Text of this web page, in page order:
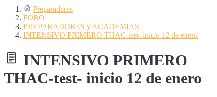
Preparadores
FORO
PREPARADORES y ACADEMIAS
INTENSIVO PRIMERO THAC-test- inicio 12 de enero
INTENSIVO PRIMERO
THAC-test- inicio 12 de enero